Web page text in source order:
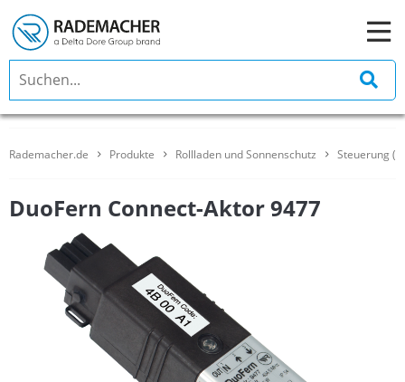
Rademacher.de Produkte Rollladen und Sonnenschutz Steuerung
DuoFern Connect-Aktor 9477